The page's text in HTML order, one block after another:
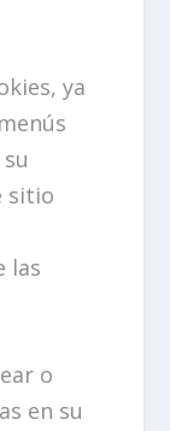
ya
sitio
las
o
en su